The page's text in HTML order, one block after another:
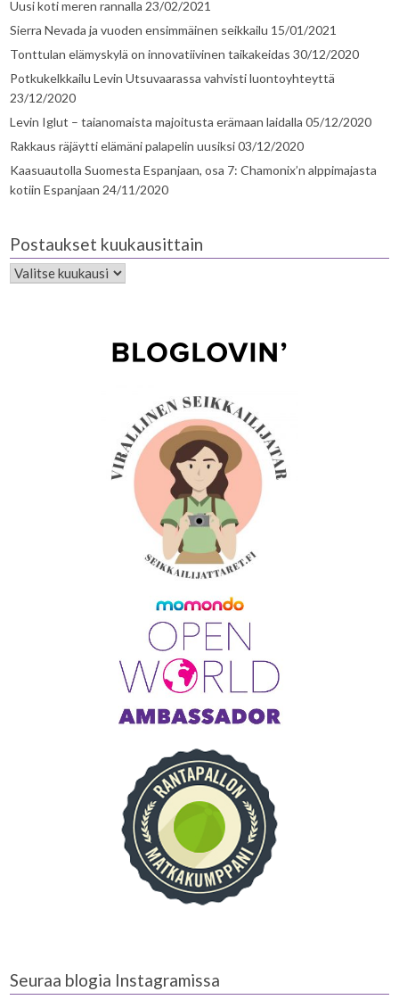
Uusi koti meren rannalla 23/02/2021
Sierra Nevada ja vuoden ensimmäinen seikkailu 15/01/2021
Tonttulan elämyskylä on innovatiivinen taikakeidas 30/12/2020
Potkukelkkailu Levin Utsuvaarassa vahvisti luontoyhteyttä
23/12/2020
Levin Iglut – taianomaista majoitusta erämaan laidalla 05/12/2020
Rakkaus räjäytti elämäni palapelin uusiksi03/12/2020
Kaasuautolla Suomesta Espanjaan, osa 7: Chamonix’n alppimajasta
kotiin Espanjaan 24/11/2020
Postaukset kuukausittain
Seuraa blogia Instagramissa